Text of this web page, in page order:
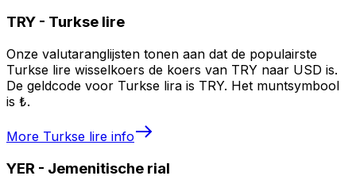
TRY - Turkse lire
Onze valutaranglijsten tonen aan dat de populairste
Turkse lire wisselkoers de koers van TRY naar USD is.
De geldcode voor Turkse lira is TRY. Het muntsymbool
is ₺.
More Turkse lire info
YER - Jemenitische rial